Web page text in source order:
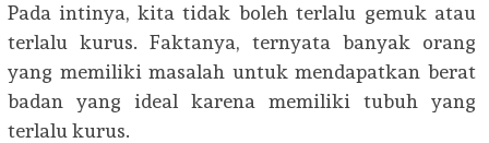
Pada intinya, kita tidak boleh terlalu gemuk atau
terlalu kurus. Faktanya, ternyata banyak orang
yang memiliki masalah untuk mendapatkan berat
badan yang ideal karena memiliki tubuh yang
terlalu kurus.